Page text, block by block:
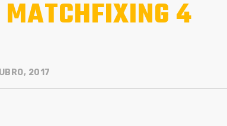
MATCHFIXING 4
2017